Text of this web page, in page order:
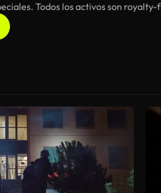
Todos los activos son